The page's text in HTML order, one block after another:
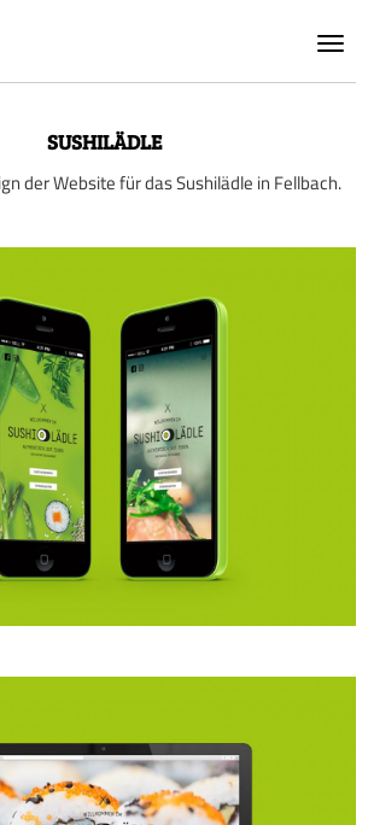
SUSHILÄDLE
der Website für das Sushilädle in Fellbach.